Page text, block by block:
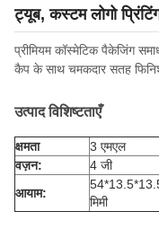
ट्यूब, कस्टम लोगो
प्रीमियम कॉस्मेटिक पैकेजिंग
कैप के साथ चमकदार सतह
उत्पाद विशिष्टताएँ
क्षमता 3 एमएल
वज़न:
4 जी
आयाम:
मिमी